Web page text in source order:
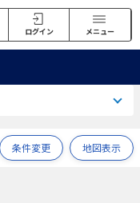
ログイン メニュー
条件変更 地図表示